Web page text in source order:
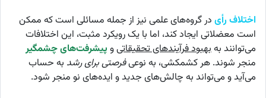
اختلاف رأی در گروه‌های علمی نیز از جمله مسائلی است که ممکن
است معضلاتی ایجاد کند، اما با یک رویکرد مثبت، این اختلافات
می‌توانند بهبهبود فرآیندهای تحقیقاتیو پیشرفت‌های چشمگیر
منجر شوند. هر کشمکشی، به نوعیفرصتی برای رشد به حساب
می‌آید و می‌تواند به چالش‌های جدید و ایده‌های نو منجر شود.